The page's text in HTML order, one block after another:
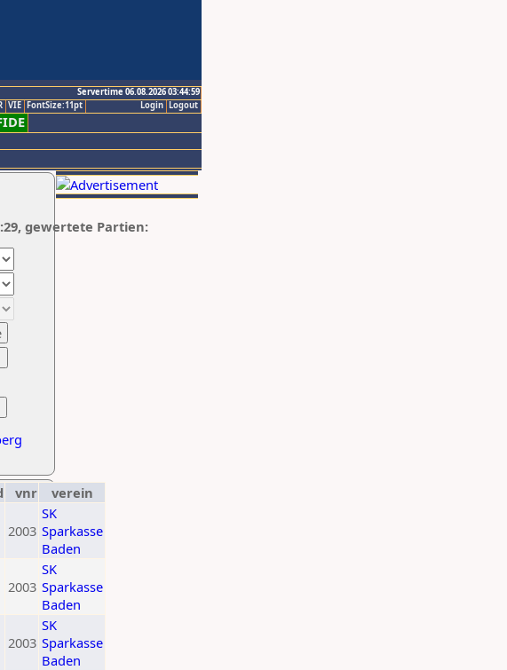
Servertime 06.08.2026 03:44:59
Logout
Login
VIE FontSize:11pt
gewertete Partien:
vnr verein
2003
SK
Sparkasse
Baden
2003
SK
Sparkasse
Baden
2003
SK
Sparkasse
Baden